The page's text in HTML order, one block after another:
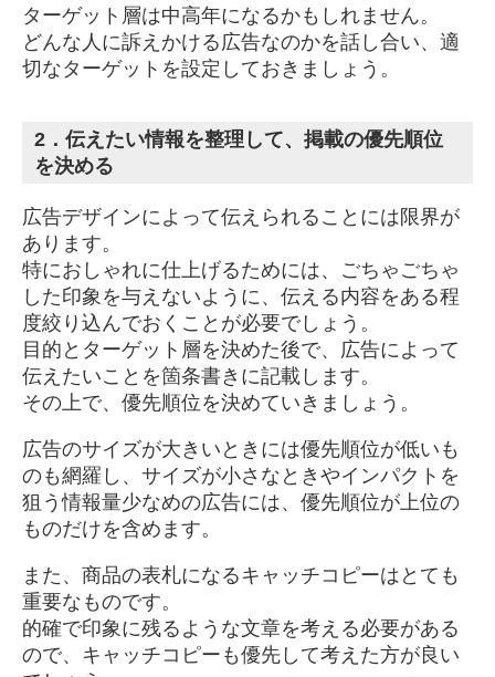
ターゲット層は中高年になるかもしれません。
どんな人に訴えかける広告なのかを話し合い、適
切なターゲットを設定しておきましょう。
2．伝えたい情報を整理して、掲載の優先順位
を決める
広告デザインによって伝えられることには限界が
あります。
特におしゃれに仕上げるためには、ごちゃごちゃ
した印象を与えないように、伝える内容をある程
度絞り込んでおくことが必要でしょう。
目的とターゲット層を決めた後で、広告によって
伝えたいことを箇条書きに記載します。
その上で、優先順位を決めていきましょう。
広告のサイズが大きいときには優先順位が低いも
のも網羅し、サイズが小さなときやインパクトを
狙う情報量少なめの広告には、優先順位が上位の
ものだけを含めます。
また、商品の表札になるキャッチコピーはとても
重要なものです。
的確で印象に残るような文章を考える必要がある
ので、キャッチコピーも優先して考えた方が良い